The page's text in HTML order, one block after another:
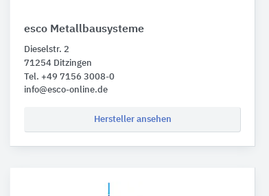
esco Metallbausysteme
Dieselstr. 2
71254 Ditzingen
Tel. +49 7156 3008-0
info@esco-online.de
Hersteller ansehen